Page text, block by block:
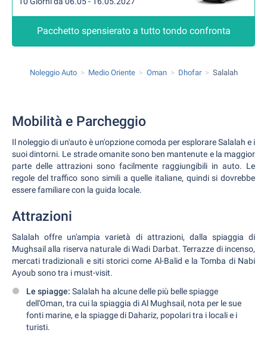
Pacchetto spensierato a tutto tondo confronta
Noleggio Auto Medio Oriente Oman Dhofar Salalah
Mobilità e Parcheggio
Il noleggio di un'auto è un'opzione comoda per esplorare Salalah e i
suoi dintorni. Le strade omanite sono ben mantenute e la maggior
parte delle attrazioni sono facilmente raggiungibili in auto. Le
regole del traffico sono simili a quelle italiane, quindi si dovrebbe
essere familiare con la guida locale.
Attrazioni
Salalah offre un'ampia varietà di attrazioni, dalla spiaggia di
Mughsail alla riserva naturale di Wadi Darbat. Terrazze di incenso,
mercati tradizionali e siti storici come Al-Balid e la Tomba di Nabi
Ayoub sono tra i must-visit.
Le spiagge: Salalah ha alcune delle più belle spiagge
dell'Oman, tra cui la spiaggia di Al Mughsail, nota per le sue
fonti marine, e la spiagge di Dahariz, popolari tra i locali e i
turisti.